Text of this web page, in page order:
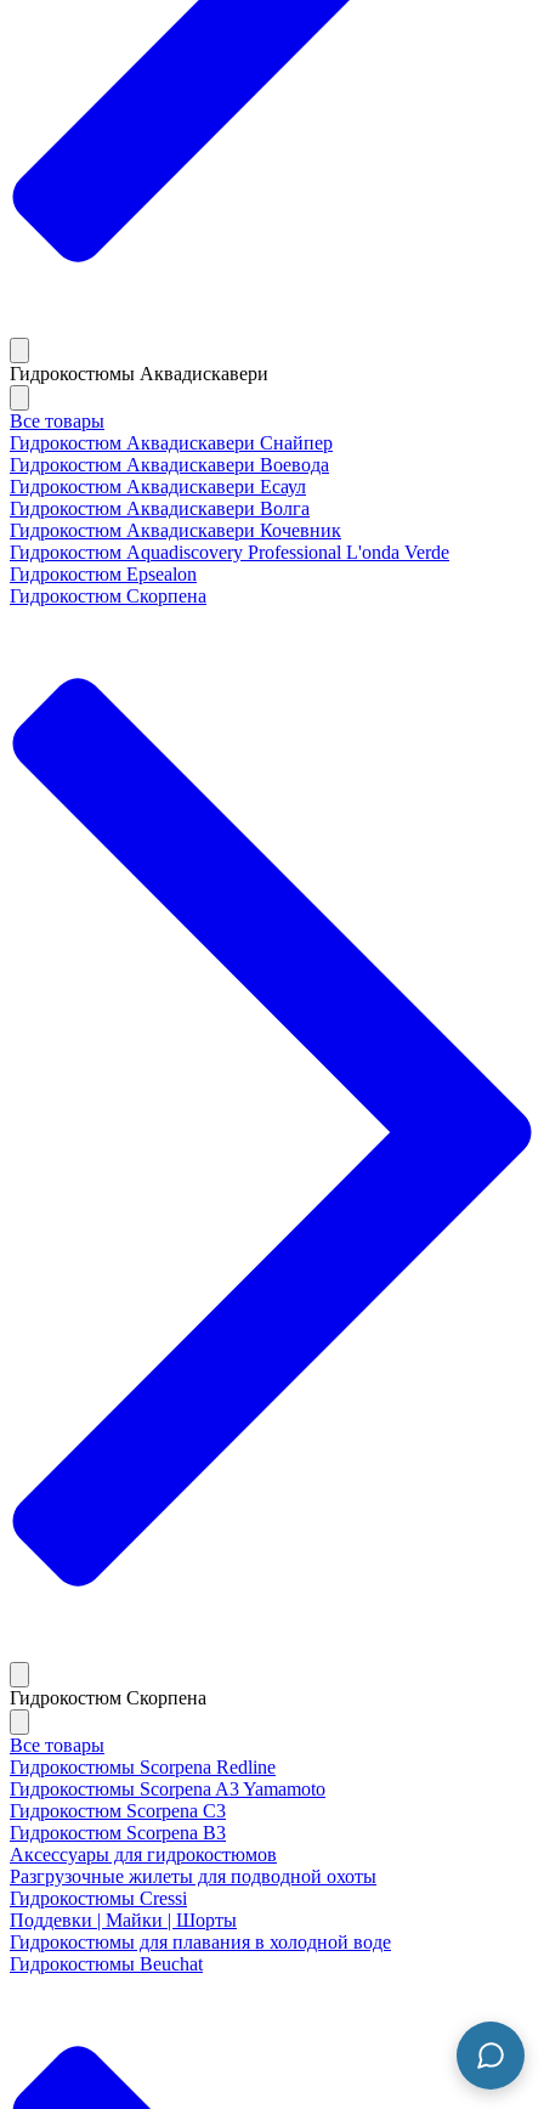
Гидрокостюмы Аквадискавери
Все товары
Гидрокостюм Аквадискавери Снайпер
Гидрокостюм Аквадискавери Воевода
Гидрокостюм Аквадискавери Есаул
Гидрокостюм Аквадискавери Волга
Гидрокостюм Аквадискавери Кочевник
Гидрокостюм Aquadiscovery Professional L'onda Verde
Гидрокостюм Epsealon
Гидрокостюм Скорпена
Гидрокостюм Скорпена
Все товары
Гидрокостюмы Scorpena Redline
Гидрокостюмы Scorpena A3 Yamamoto
Гидрокостюм Scorpena C3
Гидрокостюм Scorpena B3
Аксессуары для гидрокостюмов
Разгрузочные жилеты для подводной охоты
Гидрокостюмы Cressi
Поддевки | Майки | Шорты
Гидрокостюмы для плавания в холодной воде
Гидрокостюмы Beuchat